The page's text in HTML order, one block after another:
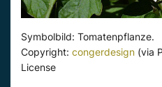
Symbolbild: Tomatenpflanze.
Copyright: congerdesign (via
License